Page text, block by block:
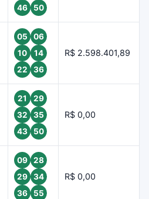
46
50
05
06
10
14
22
36
R$ 2.598.401,89
21
29
32
35
43
50
R$ 0,00
09
28
29
34
36
55
R$ 0,00